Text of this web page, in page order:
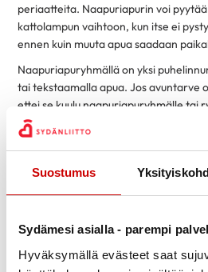
Suostumus
Sydämesi asialla - parempi
Hyväksymällä evästeet saat
periaatteita. Naapuriapurin voi pyytää
kattolampun vaihtoon, kun itse ei
ennen kuin muuta apua saadaan
Naapuriapuryhmällä on yksi
tai tekstaamalla apua. Jos avuntarve
ettei se kuulu naapuriapuryhmälle tai
apua, avun pyytäjä ohjataan muihin
naapuriapuryhmästä lisää osoitteessa